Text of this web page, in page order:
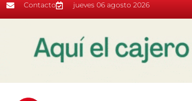
Contacto jueves 06 agosto 2026